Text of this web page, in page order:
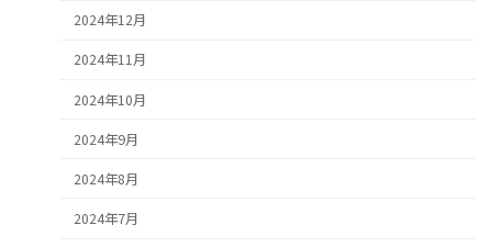
2024年12月
2024年11月
2024年10月
2024年9月
2024年8月
2024年7月